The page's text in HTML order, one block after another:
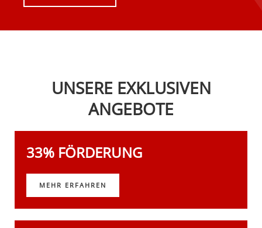
UNSERE EXKLUSIVEN
ANGEBOTE
33% FÖRDERUNG
MEHR ERFAHREN